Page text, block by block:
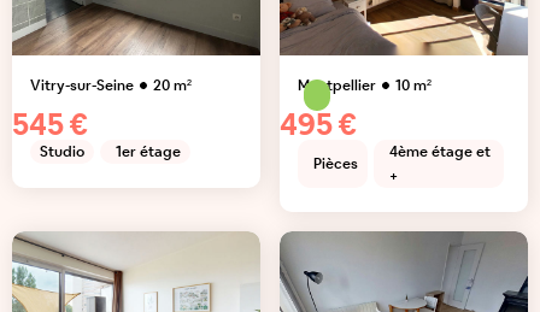
Vitry-sur-Seine 20m²
545 €
Studio 1er étage
Montpellier 10m²
495 €
Pièces
4ème étage et
+